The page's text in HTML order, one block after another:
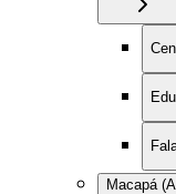
Macapá